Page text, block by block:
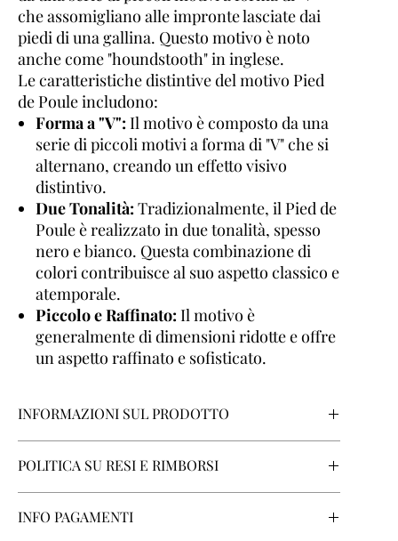
che assomigliano alle impronte lasciate dai
piedi di una gallina. Questo motivo è noto
anche come "houndstooth" in inglese.
Le caratteristiche distintive del motivo Pied
de Poule includono:
Forma a "V": Il motivo è composto da una
serie di piccoli motivi a forma di "V" che si
alternano, creando un effetto visivo
distintivo.
Due Tonalità: Tradizionalmente, il Pied de
Poule è realizzato in due tonalità, spesso
nero e bianco. Questa combinazione di
colori contribuisce al suo aspetto classico e
atemporale.
Piccolo e Raffinato: Il motivo è
generalmente di dimensioni ridotte e offre
un aspetto raffinato e sofisticato.
INFORMAZIONI SUL PRODOTTO
Stile del collo:I-7 Semi French
Texture del tessuto:Pied de Poule
POLITICA SU RESI E RIMBORSI
diritto di recedere dal Contratto entro un termine di 14
INFO PAGAMENTI